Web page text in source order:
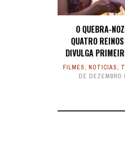
O QUEBRA-
QUATRO
DIVULGA
FILMES, NOTICIAS,
DE DEZEMBRO